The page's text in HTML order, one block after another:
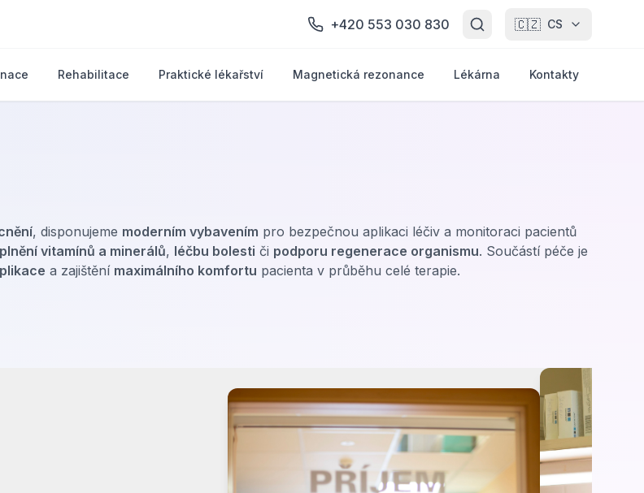
+420 553 030 830 🇨🇿 CS
Rehabilitace Praktické lékařství Magnetická rezonance Lékárna Kontakty
, disponujeme moderním vybavením pro bezpečnou aplikaci léčiv a monitoraci pacientů
vitamínů a minerálů, léčbu bolesti či podporu regenerace organismu. Součástí péče je
a zajištění maximálního komfortu pacienta v průběhu celé terapie.